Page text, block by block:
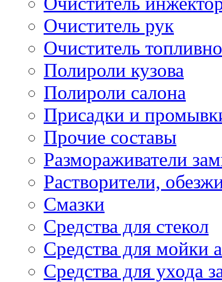
Очиститель рук
Очиститель
Полироли кузова
Полироли салона
Присадки и
Прочие составы
Размораживатели
Растворители,
Смазки
Средства для стекол
Средства для мойки
Средства для ухода